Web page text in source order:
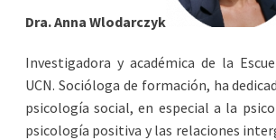
Dra. Anna Wlodarczyk
Investigadora y académica de la
UCN. Socióloga de formación, ha
psicología social, en especial a la
psicología positiva y las relaciones